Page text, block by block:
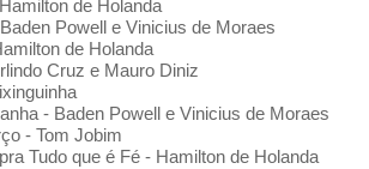
de Holanda
Powell e Vinicius de Moraes
de Holanda
Cruz e Mauro Diniz
- Baden Powell e Vinicius de Moraes
- Tom Jobim
Tudo que é Fé - Hamilton de Holanda